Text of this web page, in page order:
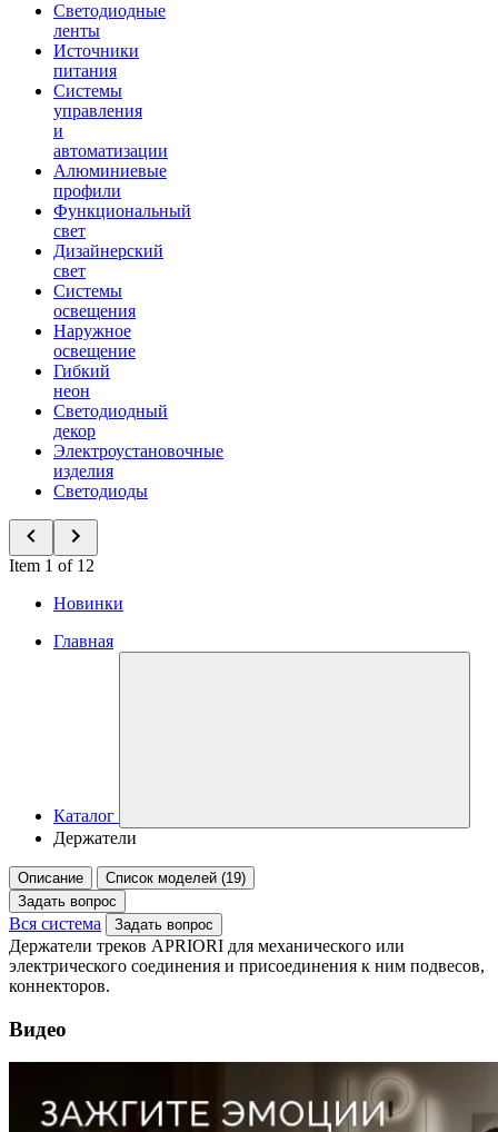
Светодиодные
ленты
Источники
питания
Системы
управления
и
автоматизации
Алюминиевые
профили
Функциональный
свет
Дизайнерский
свет
Системы
освещения
Наружное
освещение
Гибкий
неон
Светодиодный
декор
Электроустановочные
изделия
Светодиоды
Item 1 of 12
Новинки
Главная
Каталог
Держатели
Описание
Список моделей (19)
Задать вопрос
Вся система Задать вопрос
Держатели треков APRIORI для механического или
электрического соединения и присоединения к ним подвесов,
коннекторов.
Видео